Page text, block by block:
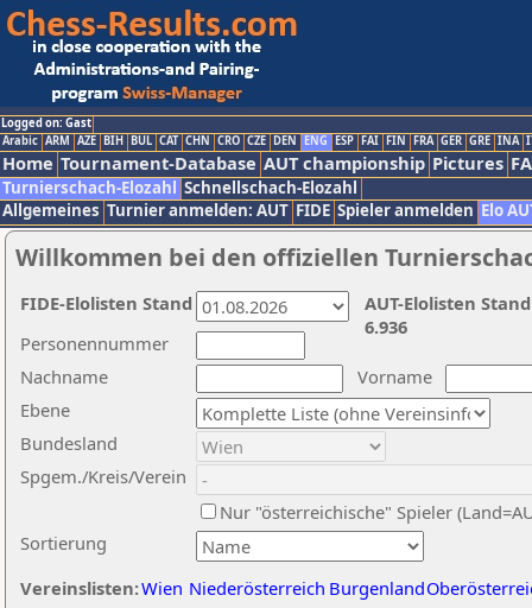
Logged on: Gast
Arabic ARM AZE BIH BUL CAT CHN CRO CZE DEN ENG ESP FAI FIN FRA GER GRE INA
Home Tournament-Database AUT championship Pictures
Turnierschach-Elozahl Schnellschach-Elozahl
Allgemeines Turnier anmelden: AUT FIDE Spieler anmelden Elo
Willkommen bei den offiziellen
Nachname
Vorname
Ebene
Sortierung
Personennummer
Bundesland
Spgem./Kreis/Verein
Nur "österreichische" Spieler
Vereinslisten:Wien Niederösterreich Burgenland
AUT-Elolisten
6.936
FIDE-Elolisten Stand